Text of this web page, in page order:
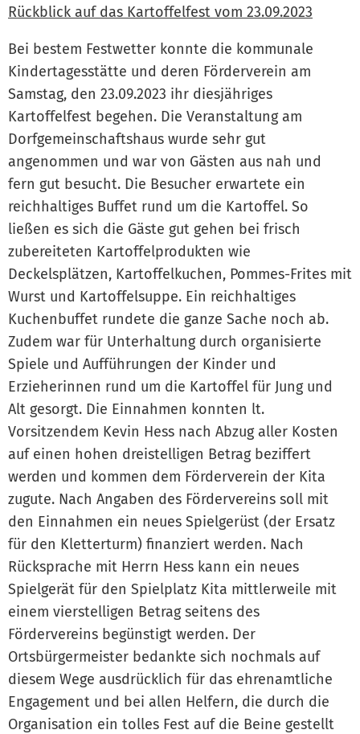
Rückblick auf das Kartoffelfest vom 23.09.2023
Bei bestem Festwetter konnte die kommunale
Kindertagesstätte und deren Förderverein am
Samstag, den 23.09.2023 ihr diesjähriges
Kartoffelfest begehen. Die Veranstaltung am
Dorfgemeinschaftshaus wurde sehr gut
angenommen und war von Gästen aus nah und
fern gut besucht. Die Besucher erwartete ein
reichhaltiges Buffet rund um die Kartoffel. So
ließen es sich die Gäste gut gehen bei frisch
zubereiteten Kartoffelprodukten wie
Deckelsplätzen, Kartoffelkuchen, Pommes-Frites mit
Wurst und Kartoffelsuppe. Ein reichhaltiges
Kuchenbuffet rundete die ganze Sache noch ab.
Zudem war für Unterhaltung durch organisierte
Spiele und Aufführungen der Kinder und
Erzieherinnen rund um die Kartoffel für Jung und
Alt gesorgt. Die Einnahmen konnten lt.
Vorsitzendem Kevin Hess nach Abzug aller Kosten
auf einen hohen dreistelligen Betrag beziffert
werden und kommen dem Förderverein der Kita
zugute. Nach Angaben des Fördervereins soll mit
den Einnahmen ein neues Spielgerüst (der Ersatz
für den Kletterturm) finanziert werden. Nach
Rücksprache mit Herrn Hess kann ein neues
Spielgerät für den Spielplatz Kita mittlerweile mit
einem vierstelligen Betrag seitens des
Fördervereins begünstigt werden. Der
Ortsbürgermeister bedankte sich nochmals auf
diesem Wege ausdrücklich für das ehrenamtliche
Engagement und bei allen Helfern, die durch die
Organisation ein tolles Fest auf die Beine gestellt